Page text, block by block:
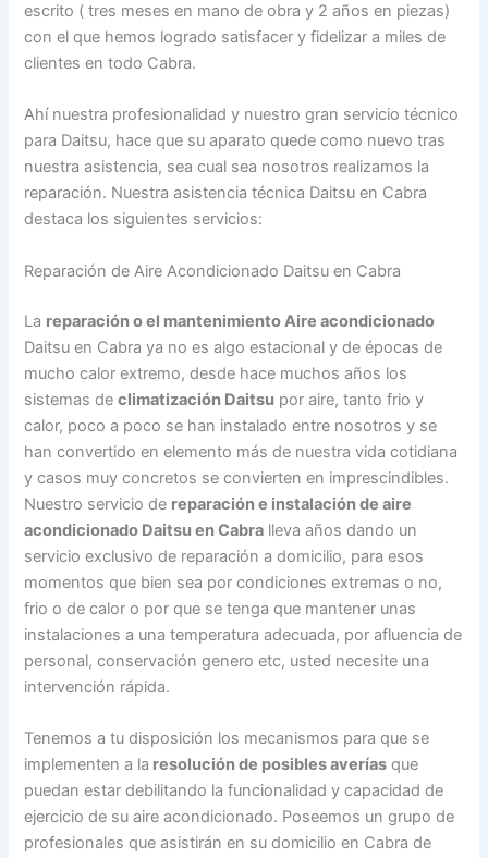
escrito ( tres meses en mano de obra y 2 años en piezas)
con el que hemos logrado satisfacer y fidelizar a miles de
clientes en todo Cabra.
Ahí nuestra profesionalidad y nuestro gran servicio técnico
para Daitsu, hace que su aparato quede como nuevo tras
nuestra asistencia, sea cual sea nosotros realizamos la
reparación. Nuestra asistencia técnica Daitsu en Cabra
destaca los siguientes servicios:
Reparación de Aire Acondicionado Daitsu en Cabra
La reparación o el mantenimiento Aire acondicionado
Daitsu en Cabra ya no es algo estacional y de épocas de
mucho calor extremo, desde hace muchos años los
sistemas declimatización Daitsu por aire, tanto frio y
calor, poco a poco se han instalado entre nosotros y se
han convertido en elemento más de nuestra vida cotidiana
y casos muy concretos se convierten en imprescindibles.
Nuestro servicio de reparación e instalación de aire
acondicionado Daitsu en Cabra lleva años dando un
servicio exclusivo de reparación a domicilio, para esos
momentos que bien sea por condiciones extremas o no,
frio o de calor o por que se tenga que mantener unas
instalaciones a una temperatura adecuada, por afluencia de
personal, conservación genero etc, usted necesite una
intervención rápida.
Tenemos a tu disposición los mecanismos para que se
implementen a la resolución de posibles averías que
puedan estar debilitando la funcionalidad y capacidad de
ejercicio de su aire acondicionado. Poseemos un grupo de
profesionales que asistirán en su domicilio en Cabra de